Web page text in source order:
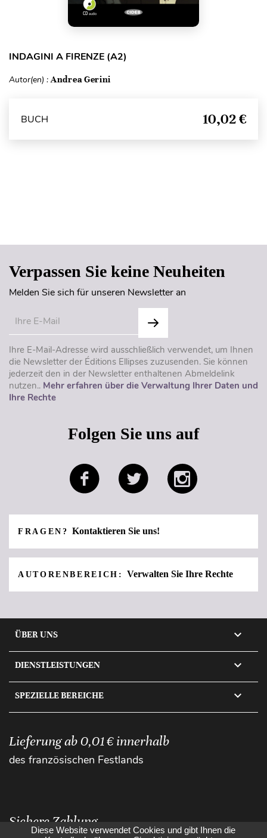
INDAGINI A FIRENZE (A2)
Autor(en) :Andrea Gerini
BUCH 10,02 €
Verpassen Sie keine Neuheiten
Melden Sie sich für unseren Newsletter an
Ihre E-Mail-Adresse wird ausschließlich verwendet, um Ihnen
die Newsletter der Éditions Ellipses zuzusenden. Sie können
jederzeit den in der Newsletter enthaltenen Abmeldelink
nutzen.. Mehr erfahren über die Verwaltung Ihrer Daten und
Ihre Rechte
Folgen Sie uns auf
FRAGEN?Kontaktieren Sie uns!
AUTORENBEREICH: Verwalten Sie Ihre Rechte
ÜBER UNS 
DIENSTLEISTUNGEN 
SPEZIELLE BEREICHE 
Lieferung ab 0,01 € innerhalb
des französischen Festlands
Sichere Zahlung
Diese Website verwendet Cookies und gibt Ihnen die